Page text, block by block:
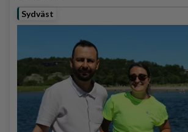
Sydväst